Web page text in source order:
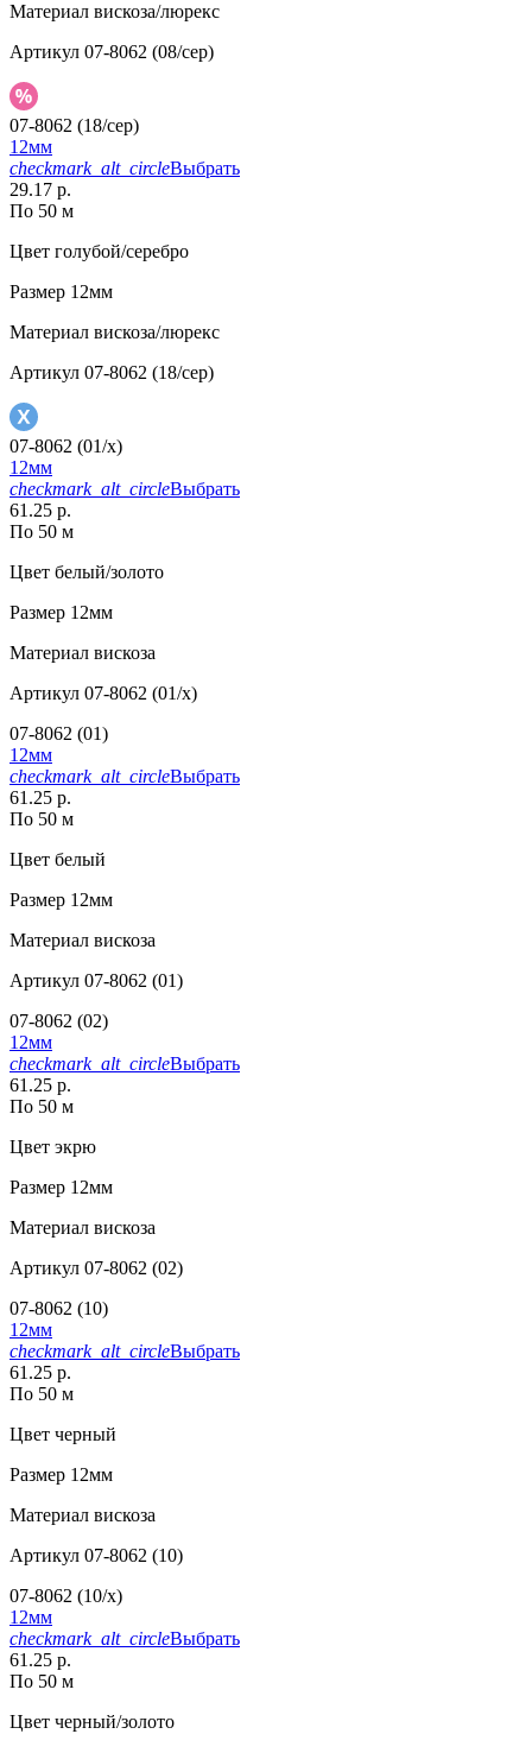
Материал вискоза/люрекс
Артикул 07-8062 (08/сер)
07-8062 (18/сер)
12мм
checkmark_alt_circleВыбрать
29.17 р.
По 50 м
Цвет голубой/серебро
Размер 12мм
Материал вискоза/люрекс
Артикул 07-8062 (18/сер)
07-8062 (01/x)
12мм
checkmark_alt_circleВыбрать
61.25 р.
По 50 м
Цвет белый/золото
Размер 12мм
Материал вискоза
Артикул 07-8062 (01/x)
07-8062 (01)
12мм
checkmark_alt_circleВыбрать
61.25 р.
По 50 м
Цвет белый
Размер 12мм
Материал вискоза
Артикул 07-8062 (01)
07-8062 (02)
12мм
checkmark_alt_circleВыбрать
61.25 р.
По 50 м
Цвет экрю
Размер 12мм
Материал вискоза
Артикул 07-8062 (02)
07-8062 (10)
12мм
checkmark_alt_circleВыбрать
61.25 р.
По 50 м
Цвет черный
Размер 12мм
Материал вискоза
Артикул 07-8062 (10)
07-8062 (10/x)
12мм
checkmark_alt_circleВыбрать
61.25 р.
По 50 м
Цвет черный/золото